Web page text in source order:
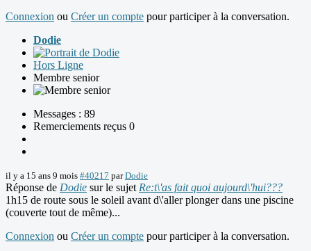
Connexion ou Créer un compte pour participer à la conversation.
Dodie
Hors Ligne
Membre senior
Messages : 89
Remerciements reçus 0
il y a 15 ans 9 mois #40217 parDodie
Réponse de Dodie sur le sujet Re:t\'as fait quoi aujourd\'hui???
1h15 de route sous le soleil avant d\'aller plonger dans une piscine
(couverte tout de même)...
Connexion ou Créer un compte pour participer à la conversation.